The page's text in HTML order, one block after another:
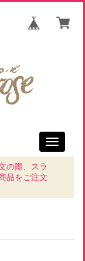
Toggle
の際、スラ
品をご注文